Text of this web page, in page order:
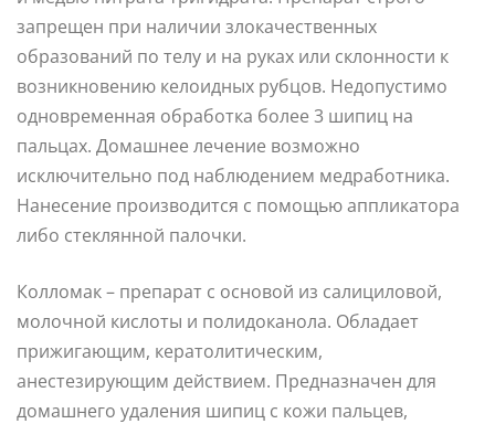
запрещен при наличии злокачественных
образований по телу и на руках или склонности к
возникновению келоидных рубцов. Недопустимо
одновременная обработка более 3 шипиц на
пальцах. Домашнее лечение возможно
исключительно под наблюдением медработника.
Нанесение производится с помощью аппликатора
либо стеклянной палочки.
Колломак – препарат с основой из салициловой,
молочной кислоты и полидоканола. Обладает
прижигающим, кератолитическим,
анестезирующим действием. Предназначен для
домашнего удаления шипиц с кожи пальцев,